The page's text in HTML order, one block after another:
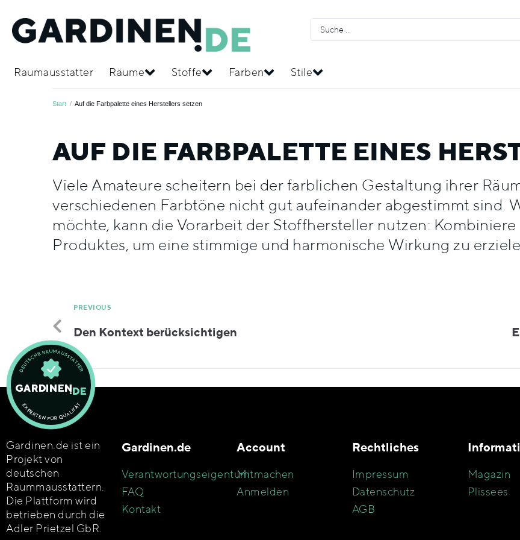
Raumausstatter Räume Stoffe Farben Stile
Start / Auf die Farbpalette eines Herstellers setzen
AUF DIE FARBPALETTE EINES
Viele Amateure scheitern bei der farblichen Gestaltung ihrer
verschiedenen Farbtöne nicht gut aufeinander abgestimmt sind.
möchte, kann die Vorarbeit der Stoffhersteller nutzen:
Produktes, um eine stimmige und harmonische Wirkung zu
PREVIOUS
Den Kontext berücksichtigen
Gardinen.de ist ein
Projekt von
deutschen
Raummausstattern.
Die Plattform wird
betrieben durch die
Adler Prietzel GbR.
Gardinen.de
Verantwortungseigentum
FAQ
Kontakt
Account
Mitmachen
Anmelden
Rechtliches
Impressum
Datenschutz
AGB
Magazin
Plissees